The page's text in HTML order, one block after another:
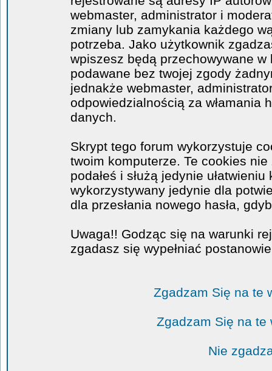
webmaster, administrator i
zmiany lub zamykania każdego
potrzeba. Jako użytkownik
wpiszesz będą przechowywane
podawane bez twojej zgody
jednakże webmaster,
odpowiedzialnością za włamania
danych.
Skrypt tego forum wykorzystuje
twoim komputerze. Te cookies
podałeś i służą jedynie
wykorzystywany jedynie dla
dla przesłania nowego hasła,
Uwaga!! Godząc się na warunki
zgadasz się wypełniać
Zgadzam Się na te
Zgadzam Się na
Nie